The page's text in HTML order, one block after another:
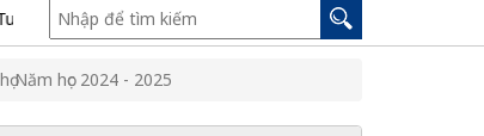
ứng tham gia Tuần Văn hóa-Thể thao- Du lịch tỉnh
học 2024 - 2025